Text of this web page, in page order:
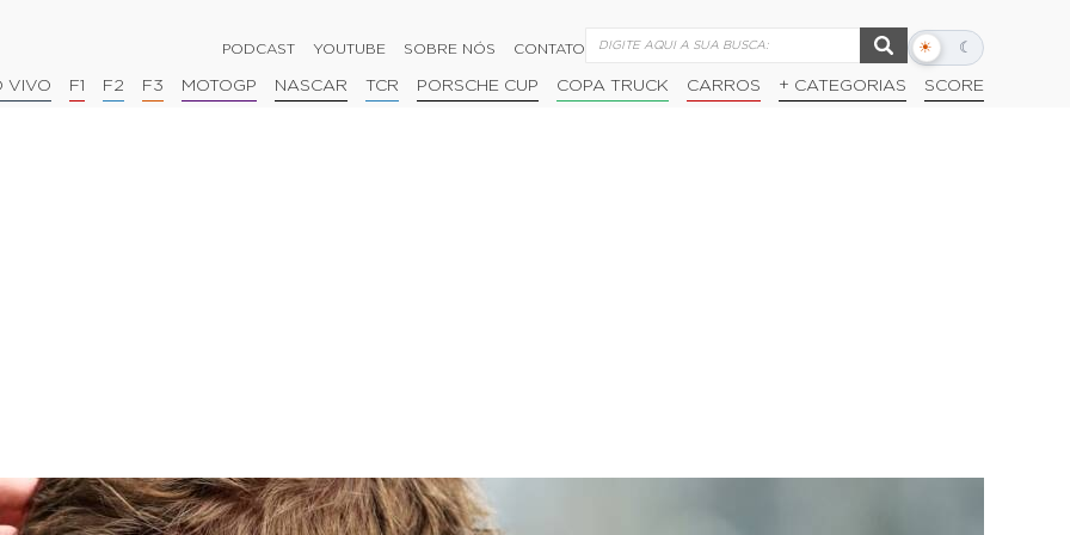
PODCAST YOUTUBE SOBRE NÓS CONTATO ☀ ☾
Alternar
escuro
VIVO F1 F2 F3 MOTOGP NASCAR TCR PORSCHE CUP COPA TRUCK CARROS + CATEGORIAS SCORE